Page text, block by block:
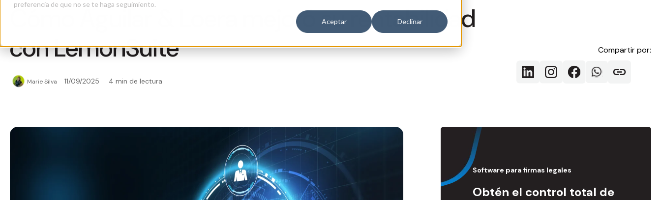
preferencia de que no se te haga seguimiento.
Aceptar Declinar
Cómo Aguilar & Loera mejoró su rentabilidad
con LemonSuite
Marie Silva 11/09/2025 4 min de lectura
Compartir por:
Software para firmas legales
Obtén el control total de